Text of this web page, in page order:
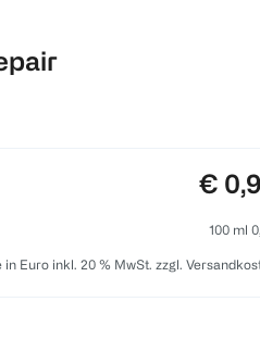
€
100 ml
in Euro inkl. 20 % MwSt. zzgl.